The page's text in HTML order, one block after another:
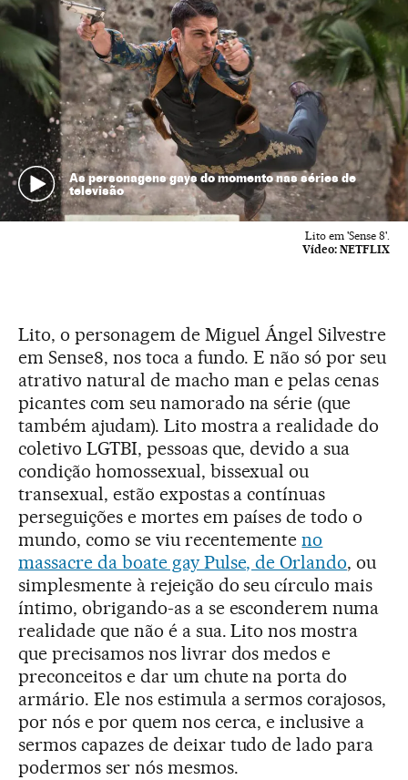
As personagens gays do momento nas séries de
televisão
Lito em 'Sense 8'.
Vídeo: NETFLIX
Lito, o personagem de Miguel Ángel Silvestre
em Sense8, nos toca a fundo. E não só por seu
atrativo natural de macho man e pelas cenas
picantes com seu namorado na série (que
também ajudam). Lito mostra a realidade do
coletivo LGTBI, pessoas que, devido a sua
condição homossexual, bissexual ou
transexual, estão expostas a contínuas
perseguições e mortes em países de todo o
mundo, como se viu recentementeno
massacre da boate gay Pulse, de Orlando, ou
simplesmente à rejeição do seu círculo mais
íntimo, obrigando-as a se esconderem numa
realidade que não é a sua. Lito nos mostra
que precisamos nos livrar dos medos e
preconceitos e dar um chute na porta do
armário. Ele nos estimula a sermos corajosos,
por nós e por quem nos cerca, e inclusive a
sermos capazes de deixar tudo de lado para
podermos ser nós mesmos.